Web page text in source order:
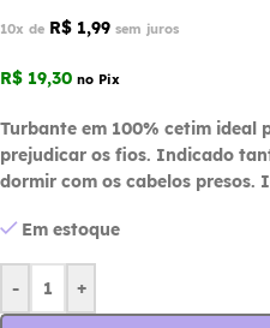
10x de R$ 1,99 sem juros
R$ 19,30 no Pix
Turbante em 100% cetim ideal
prejudicar os fios. Indicado
dormir com os cabelos presos.
Em estoque
- +